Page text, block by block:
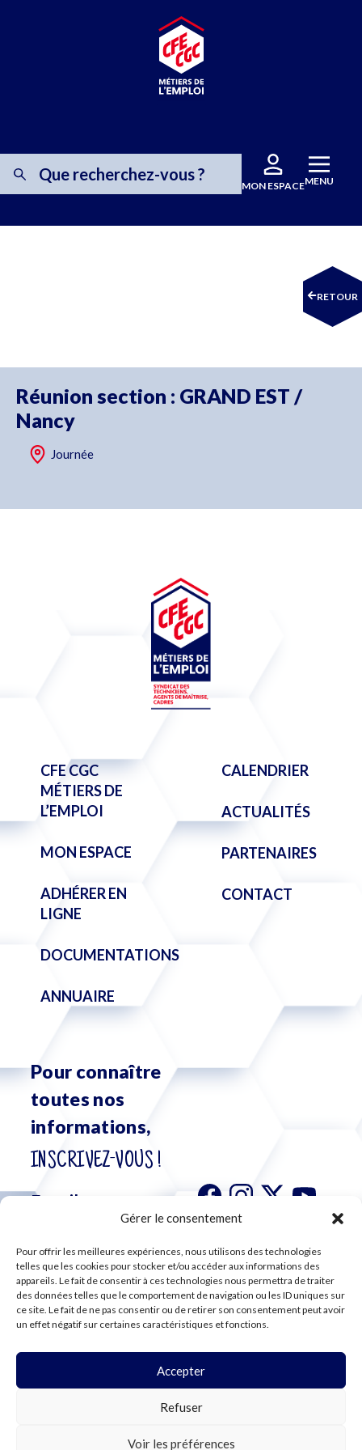
Gérer le consentement
Pour offrir les meilleures expériences, nous utilisons des technologies
telles que les cookies pour stocker et/ou accéder aux informations des
appareils. Le fait de consentir à ces technologies nous permettra de traiter
des données telles que le comportement de navigation ou les ID uniques sur
ce site. Le fait de ne pas consentir ou de retirer son consentement peut avoir
un effet négatif sur certaines caractéristiques et fonctions.
Accepter
Refuser
Voir les préférences
MON ESPACEMENU
RETOUR
Réunion section : GRAND EST /
Nancy
Journée
CFE CGC
MÉTIERS DE
L’EMPLOI
MON ESPACE
ADHÉRER EN
LIGNE
DOCUMENTATIONS
ANNUAIRE
CALENDRIER
ACTUALITÉS
PARTENAIRES
CONTACT
Pour connaître
toutes nos
informations,
INSCRIVEZ-VOUS !
S'abonner à
notre
newsletter